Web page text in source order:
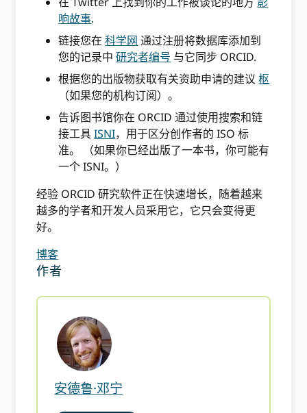
响故事.
链接您在科学网 通过注册将数据库添加到
您的记录中研究者编号 与它同步 ORCID.
根据您的出版物获取有关资助申请的建议枢
（如果您的机构订阅）。
告诉图书馆你在 ORCID 通过使用搜索和链
接工具ISNI，用于区分创作者的 ISO 标
准。 （如果你已经出版了一本书，你可能有
一个 ISNI。）
经验 ORCID 研究软件正在快速增长，随着越来
越多的学者和开发人员采用它，它只会变得更
好。
博客
作者
安德鲁·邓宁